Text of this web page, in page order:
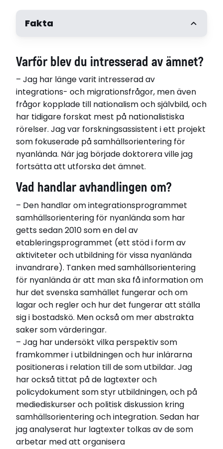
Fakta
Simon Bauer
Född 1994
Disputerade 2025-03-14
vid Göteborgs universitet
Avhandling
Locating, Constructing, and Disciplining Self and
Other: A Discourse Ethnography of Civic
Orientation in Sweden
Relaterade länkar
Läs avhandlingen
Varför blev du intresserad av ämnet?
– Jag har länge varit intresserad av
integrations- och migrationsfrågor, men även
frågor kopplade till nationalism och självbild, och
har tidigare forskat mest på nationalistiska
rörelser. Jag var forskningsassistent i ett projekt
som fokuserade på samhällsorientering för
nyanlända. När jag började doktorera ville jag
fortsätta att utforska det ämnet.
Vad handlar avhandlingen om?
– Den handlar om integrationsprogrammet
samhällsorientering för nyanlända som har
getts sedan 2010 som en del av
etableringsprogrammet (ett stöd i form av
aktiviteter och utbildning för vissa nyanlända
invandrare). Tanken med samhällsorientering
för nyanlända är att man ska få information om
hur det svenska samhället fungerar och om
lagar och regler och hur det fungerar att ställa
sig i bostadskö. Men också om mer abstrakta
saker som värderingar.
– Jag har undersökt vilka perspektiv som
framkommer i utbildningen och hur inlärarna
positioneras i relation till de som utbildar. Jag
har också tittat på de lagtexter och
policydokument som styr utbildningen, och på
mediediskurser och politisk diskussion kring
samhällsorientering och integration. Sedan har
jag analyserat hur lagtexter tolkas av de som
arbetar med att organisera